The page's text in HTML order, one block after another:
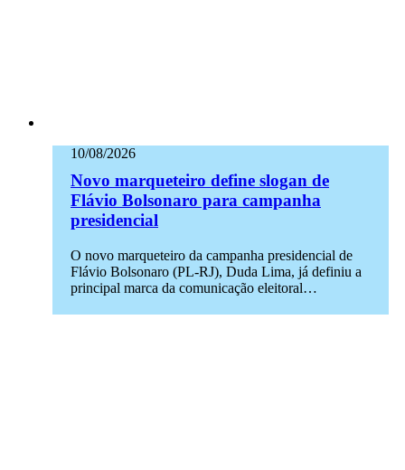
10/08/2026
Novo marqueteiro define slogan de
Flávio Bolsonaro para campanha
presidencial
O novo marqueteiro da campanha presidencial de
Flávio Bolsonaro (PL-RJ), Duda Lima, já definiu a
principal marca da comunicação eleitoral…